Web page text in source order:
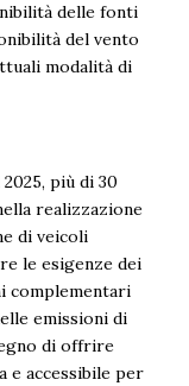
delle fonti
del vento
modalità di
più di 30
realizzazione
di veicoli
le esigenze dei
complementari
emissioni di
di offrire
e accessibile per